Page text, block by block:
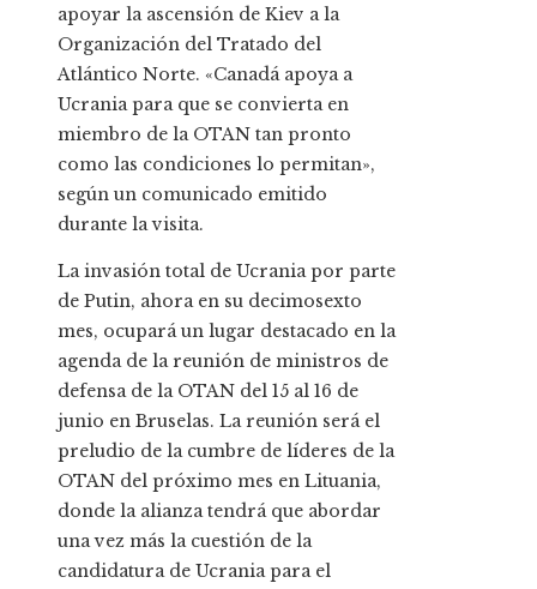
apoyar la ascensión de Kiev a la
Organización del Tratado del
Atlántico Norte. «Canadá apoya a
Ucrania para que se convierta en
miembro de la OTAN tan pronto
como las condiciones lo permitan»,
según un comunicado emitido
durante la visita.
La invasión total de Ucrania por parte
de Putin, ahora en su decimosexto
mes, ocupará un lugar destacado en la
agenda de la reunión de ministros de
defensa de la OTAN del 15 al 16 de
junio en Bruselas. La reunión será el
preludio de la cumbre de líderes de la
OTAN del próximo mes en Lituania,
donde la alianza tendrá que abordar
una vez más la cuestión de la
candidatura de Ucrania para el